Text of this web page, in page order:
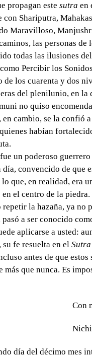
propagan estesutra en
con Shariputra,
Maravilloso,
, las personas de
todas las ilusiones
Percibir los
de los cuarenta y dos
del plenilunio, en la
no quiso
cambio, se la confió
habían
fue un poderoso
convencido de que
que, en realidad, era
el centro de la
la hazaña, ya no
pasó a ser conocido
aplicarse a usted:
su fe resuelta en el
antes de que estos
más que nunca. Es
Con
día del décimo mes